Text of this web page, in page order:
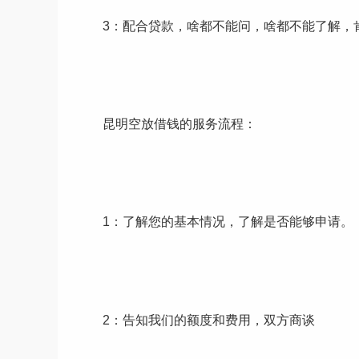
3：配合贷款，啥都不能问，啥都不能了解，
昆明空放借钱的服务流程：
1：了解您的基本情况，了解是否能够申请。
2：告知我们的额度和费用，双方商谈